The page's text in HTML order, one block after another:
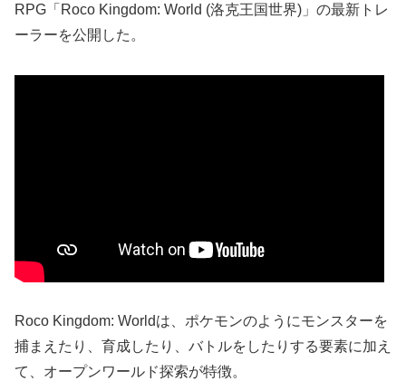
RPG「Roco Kingdom: World (洛克王国世界)」の最新トレ
ーラーを公開した。
Roco Kingdom: Worldは、ポケモンのようにモンスターを
捕まえたり、育成したり、バトルをしたりする要素に加え
て、オープンワールド探索が特徴。